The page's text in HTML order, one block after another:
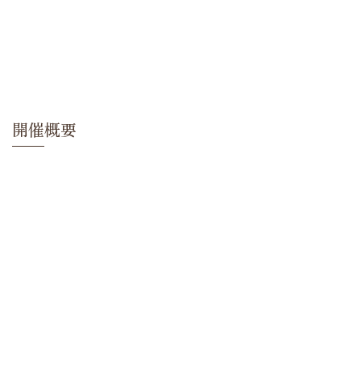
開催概要